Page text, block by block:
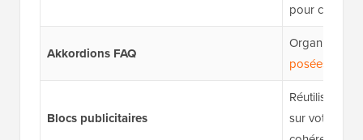
pour chaque
Akkordions FAQ
Organisez les
posées
Blocs publicitaires
Réutilisez les
sur votre site